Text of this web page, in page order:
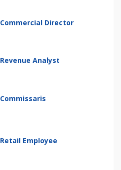
Commercial Director
Revenue Analyst
Commissaris
Retail Employee